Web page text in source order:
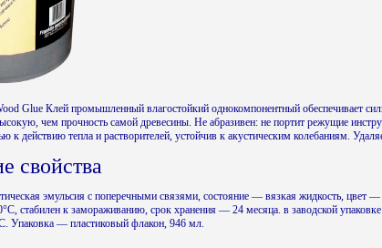
Glue Клей промышленный влагостойкий однокомпонентный обеспечивает
чем прочность самой древесины. Не абразивен: не портит режущие
к действию тепла и растворителей, устойчив к акустическим колебаниям.
свойства
эмульсия с поперечными связями, состояние — вязкая жидкость,
стабилен к замораживанию, срок хранения — 24 месяца. в заводской
Упаковка — пластиковый флакон, 946 мл.